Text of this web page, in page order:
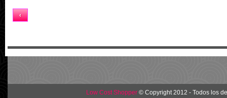
‹
Low Cost Shopper © Copyright 2012 - Todos los